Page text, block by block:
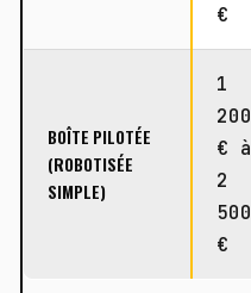
€
BOÎTE PILOTÉE
(ROBOTISÉE
SIMPLE)
1
200
€ à
2
500
€